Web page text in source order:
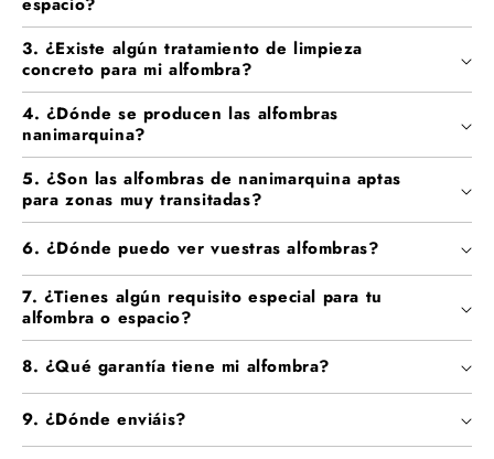
3. ¿Existe algún tratamiento de limpieza
concreto para mi alfombra?
4. ¿Dónde se producen las alfombras
nanimarquina?
5. ¿Son las alfombras de nanimarquina aptas
para zonas muy transitadas?
6. ¿Dónde puedo ver vuestras alfombras?
7. ¿Tienes algún requisito especial para tu
alfombra o espacio?
8. ¿Qué garantía tiene mi alfombra?
9. ¿Dónde enviáis?